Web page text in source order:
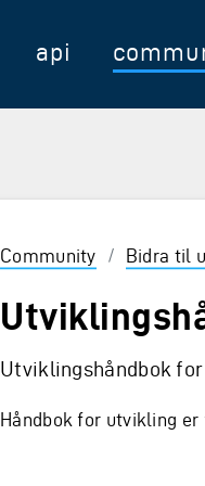
api
Community / Bidra til
Utviklingshåndbok
Håndbok for utvikling er